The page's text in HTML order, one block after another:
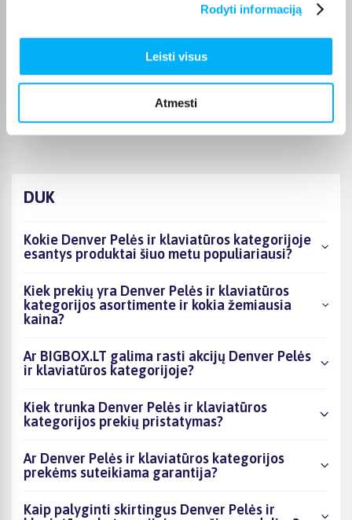
Rodyti informaciją
Leisti visus
Atmesti
Naudoju LG televizoriui valdyti vietoj magic remote-labai patogu
Kokybiška pelė už gerą kainą. Pirkimo procesas greitas ir
DUK
Kokie Denver Pelės ir klaviatūros kategorijoje
esantys produktai šiuo metu populiariausi?
Kiek prekių yra Denver Pelės ir klaviatūros
kategorijos asortimente ir kokia žemiausia
kaina?
Ar BIGBOX.LT galima rasti akcijų Denver Pelės
ir klaviatūros kategorijoje?
Kiek trunka Denver Pelės ir klaviatūros
kategorijos prekių pristatymas?
Ar Denver Pelės ir klaviatūros kategorijos
prekėms suteikiama garantija?
Kaip palyginti skirtingus Denver Pelės ir